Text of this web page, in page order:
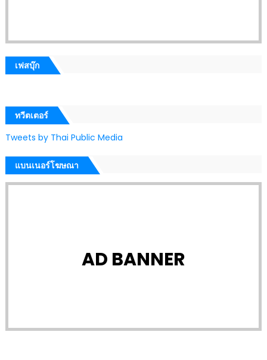
เฟสบุ๊ก
ทวีตเตอร์
Tweets by Thai Public Media
แบนเนอร์โฆษณา
AD BANNER